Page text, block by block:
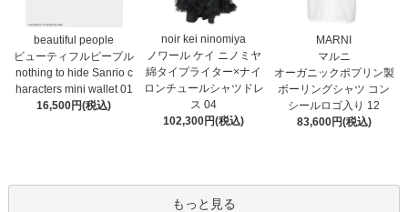
beautiful people
ビューティフルピープル
nothing to hide Sanrio c
haracters mini wallet⁠ 01
16,500円(税込)
noir kei ninomiya
ノワール ケイ ニノミヤ
綿タイプライター×ナイ
ロンチュールシャツドレ
ス 04
102,300円(税込)
MARNI
マルニ
オーガニックポプリン製
ボーリングシャツ コン
シールロゴ入り 12
83,600円(税込)
もっと見る